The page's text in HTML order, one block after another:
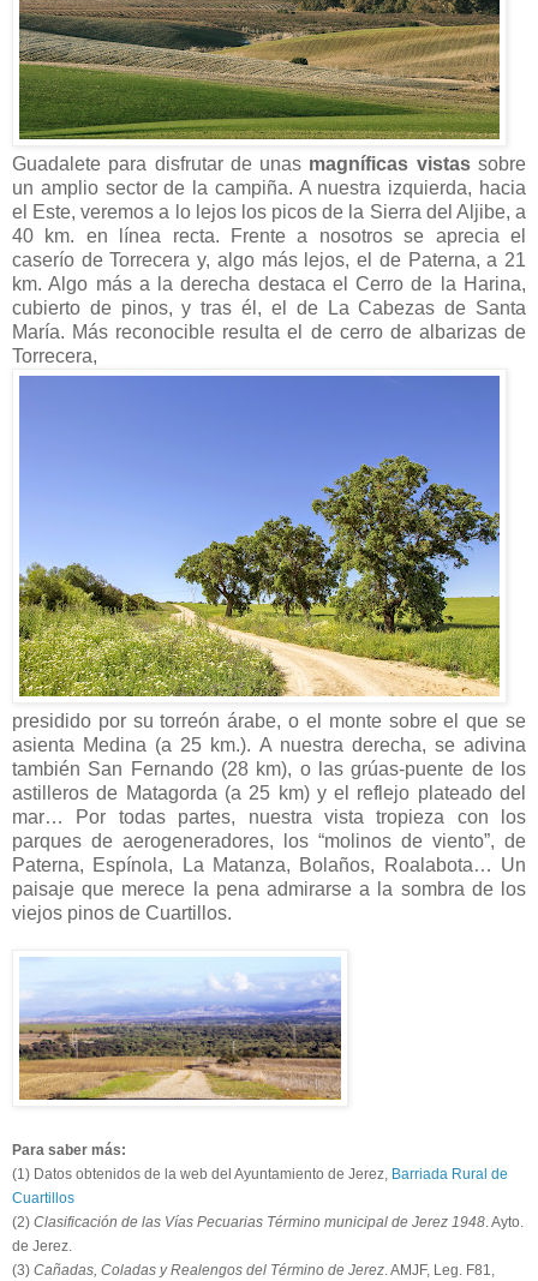
Guadalete para disfrutar de unas magníficas vistassobre
un amplio sector de la campiña. A nuestra izquierda, hacia
el Este, veremos a lo lejos los picos de la Sierra del Aljibe, a
40 km. en línea recta. Frente a nosotros se aprecia el
caserío de Torrecera y, algo más lejos, el de Paterna, a 21
km. Algo más a la derecha destaca el Cerro de la Harina,
cubierto de pinos, y tras él, el de La Cabezas de Santa
María. Más reconocible resulta el de cerro de albarizas de
Torrecera,
presidido por su torreón árabe, o el monte sobre el que se
asienta Medina (a 25 km.). A nuestra derecha, se adivina
también San Fernando (28 km), o las grúas-puente de los
astilleros de Matagorda (a 25 km) y el reflejo plateado del
mar… Por todas partes, nuestra vista tropieza con los
parques de aerogeneradores, los “molinos de viento”, de
Paterna, Espínola, La Matanza, Bolaños, Roalabota… Un
paisaje que merece la pena admirarse a la sombra de los
viejos pinos de Cuartillos.
Para saber más:
(1) Datos obtenidos de la web del Ayuntamiento de Jerez, Barriada Rural de
Cuartillos
(2) Clasificación de las Vías Pecuarias Término municipal de Jerez 1948. Ayto.
de Jerez.
(3) Cañadas, Coladas y Realengos del Término de Jerez. AMJF, Leg. F81,